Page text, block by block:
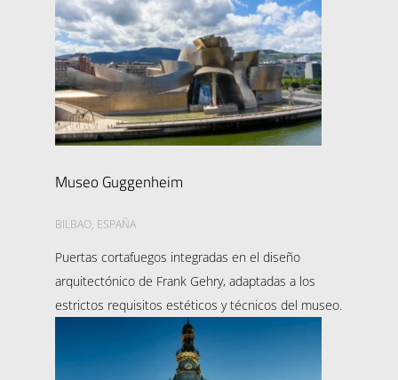
Museo Guggenheim
BILBAO, ESPAÑA
Puertas cortafuegos integradas en el diseño
arquitectónico de Frank Gehry, adaptadas a los
estrictos requisitos estéticos y técnicos del museo.